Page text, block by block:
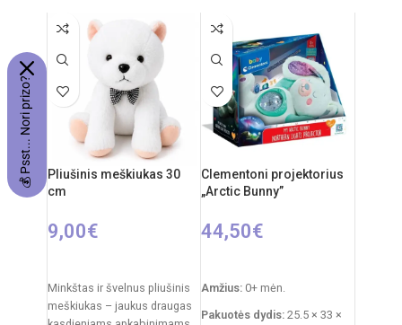
RC automobilio
Rekomenduojamas amžius:
nuo 14 metų
pultas, ~10 šovinių
Rekomenduojamas amžius:
nuo 3 metų
Pliušinis meškiukas 30
cm
9,00€
Minkštas ir švelnus pliušinis
meškiukas – jaukus draugas
Clementoni projektorius
„Arctic Bunny”
44,50€
Amžius: 0+ mėn.
Pakuotės dydis: 25.5 × 33 ×
💰 Psst... Nori prizo?